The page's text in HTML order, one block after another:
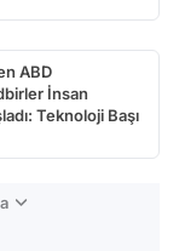
ABD
İnsan
Teknoloji Başı